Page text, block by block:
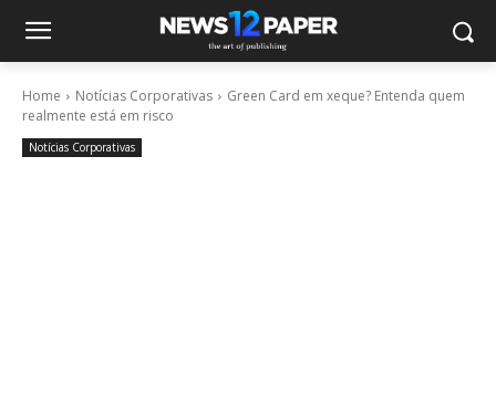
Home Notícias Corporativas
Green Card em xeque? Entenda quem
realmente está em risco
Notícias Corporativas